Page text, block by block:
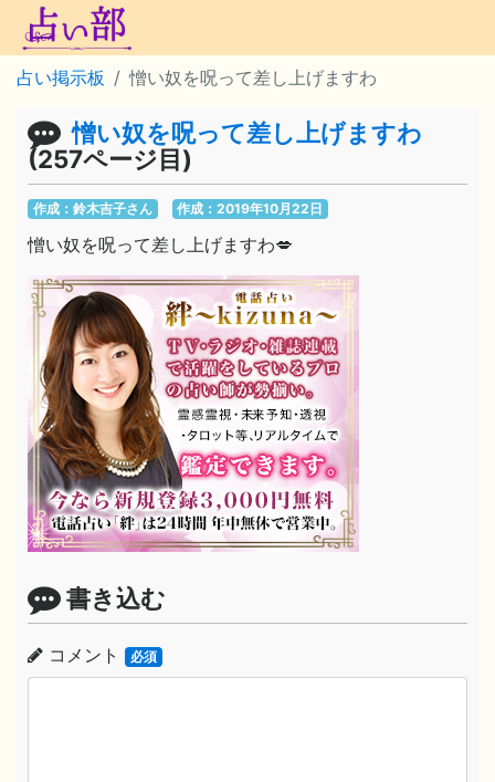
占い掲示板 憎い奴を呪って差し上げますわ
憎い奴を呪って差し上げますわ
(257ページ目)
作成：鈴木吉子さん 作成：2019年10月22日
憎い奴を呪って差し上げますわ💋
書き込む
コメント 必須